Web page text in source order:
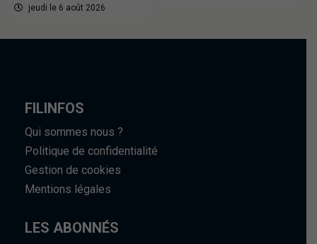
jeudi le 6 août 2026
FILINFOS
Qui sommes nous ?
Politique de confidentialité
Gestion de cookies
Mentions légales
LES ABONNÉS